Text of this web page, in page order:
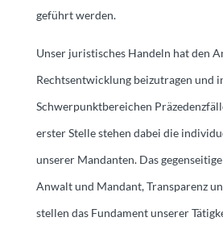
geführt werden.
Unser juristisches Handeln hat den
Rechtsentwicklung beizutragen und
Schwerpunktbereichen
erster Stelle stehen dabei die
unserer Mandanten. Das
Anwalt und Mandant, Transparenz
stellen das Fundament unserer